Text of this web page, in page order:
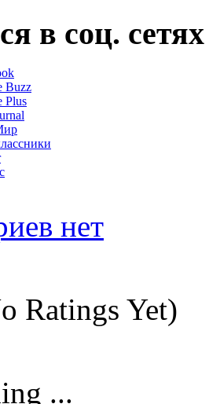
в соц. сетях
нет
Ratings Yet)
...